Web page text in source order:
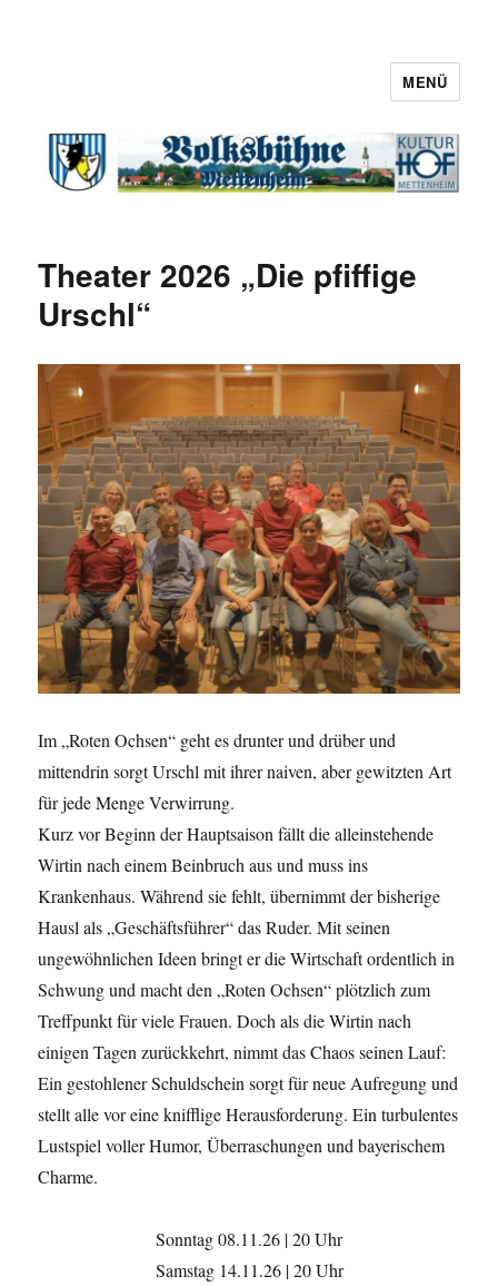
MENÜ
Theater 2026 „Die pfiffige
Urschl“
Im „Roten Ochsen“ geht es drunter und drüber und
mittendrin sorgt Urschl mit ihrer naiven, aber gewitzten Art
für jede Menge Verwirrung.
Kurz vor Beginn der Hauptsaison fällt die alleinstehende
Wirtin nach einem Beinbruch aus und muss ins
Krankenhaus. Während sie fehlt, übernimmt der bisherige
Hausl als „Geschäftsführer“ das Ruder. Mit seinen
ungewöhnlichen Ideen bringt er die Wirtschaft ordentlich in
Schwung und macht den „Roten Ochsen“ plötzlich zum
Treffpunkt für viele Frauen. Doch als die Wirtin nach
einigen Tagen zurückkehrt, nimmt das Chaos seinen Lauf:
Ein gestohlener Schuldschein sorgt für neue Aufregung und
stellt alle vor eine knifflige Herausforderung. Ein turbulentes
Lustspiel voller Humor, Überraschungen und bayerischem
Charme.
Sonntag 08.11.26 | 20 Uhr
Samstag 14.11.26 | 20 Uhr